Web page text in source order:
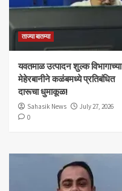
ताज्या बातम्या
यवतमाळ उत्पादन शुल्क विभागाच्या
मेहेरबानीने कळंबमध्ये प्रतिबंधित
दारूचा धुमाकूळ!
Sahasik News
July 27, 2026
0